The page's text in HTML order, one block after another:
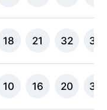
18 21 32 35
10 16 20 36